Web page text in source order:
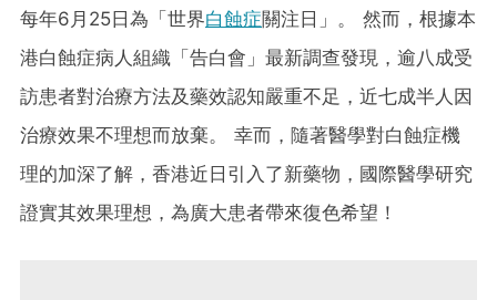
每年6月25日為「世界白蝕症關注日」。 然而，根據本
港白蝕症病人組織「告白會」最新調查發現，逾八成受
訪患者對治療方法及藥效認知嚴重不足，近七成半人因
治療效果不理想而放棄。 幸而，隨著醫學對白蝕症機
理的加深了解，香港近日引入了新藥物，國際醫學研究
證實其效果理想，為廣大患者帶來復色希望！